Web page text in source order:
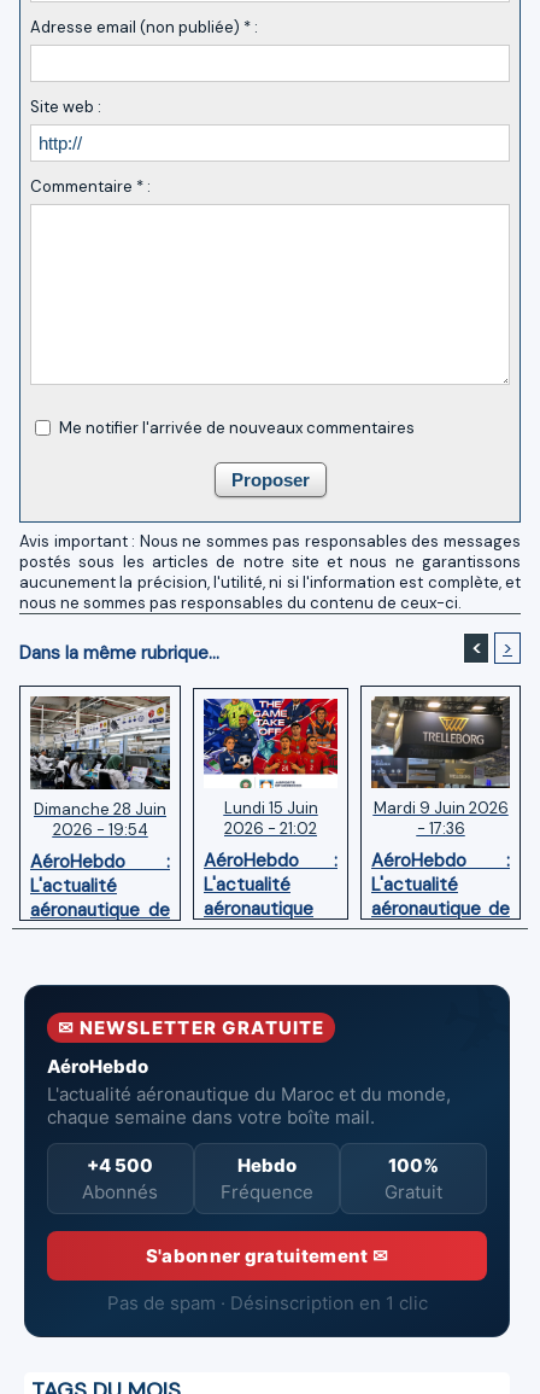
Adresse email (non publiée) * :
Site web :
Commentaire * :
Me notifier l'arrivée de nouveaux commentaires
Avis important : Nous ne sommes pas responsables des messages
postés sous les articles de notre site et nous ne garantissons
aucunement la précision, l'utilité, ni si l'information est complète, et
nous ne sommes pas responsables du contenu de ceux-ci.
Dans la même rubrique... < >
Dimanche 28 Juin
2026 - 19:54
AéroHebdo :
L'actualité
aéronautique de
la semaine
Lundi 15 Juin
2026 - 21:02
AéroHebdo :
L'actualité
aéronautique
de la semaine
Mardi 9 Juin 2026
- 17:36
AéroHebdo :
L'actualité
aéronautique de
la semaine
✉ NEWSLETTER GRATUITE
AéroHebdo
L'actualité aéronautique du Maroc et du monde,
chaque semaine dans votre boîte mail.
+4 500
Abonnés
Hebdo
Fréquence
100%
Gratuit
S'abonner gratuitement ✉
Pas de spam · Désinscription en 1 clic